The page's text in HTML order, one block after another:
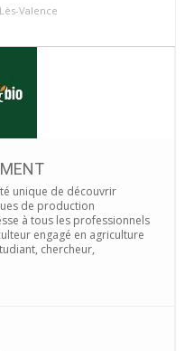
Valence
unique de découvrir
de production
à tous les professionnels
engagé en agriculture
chercheur,